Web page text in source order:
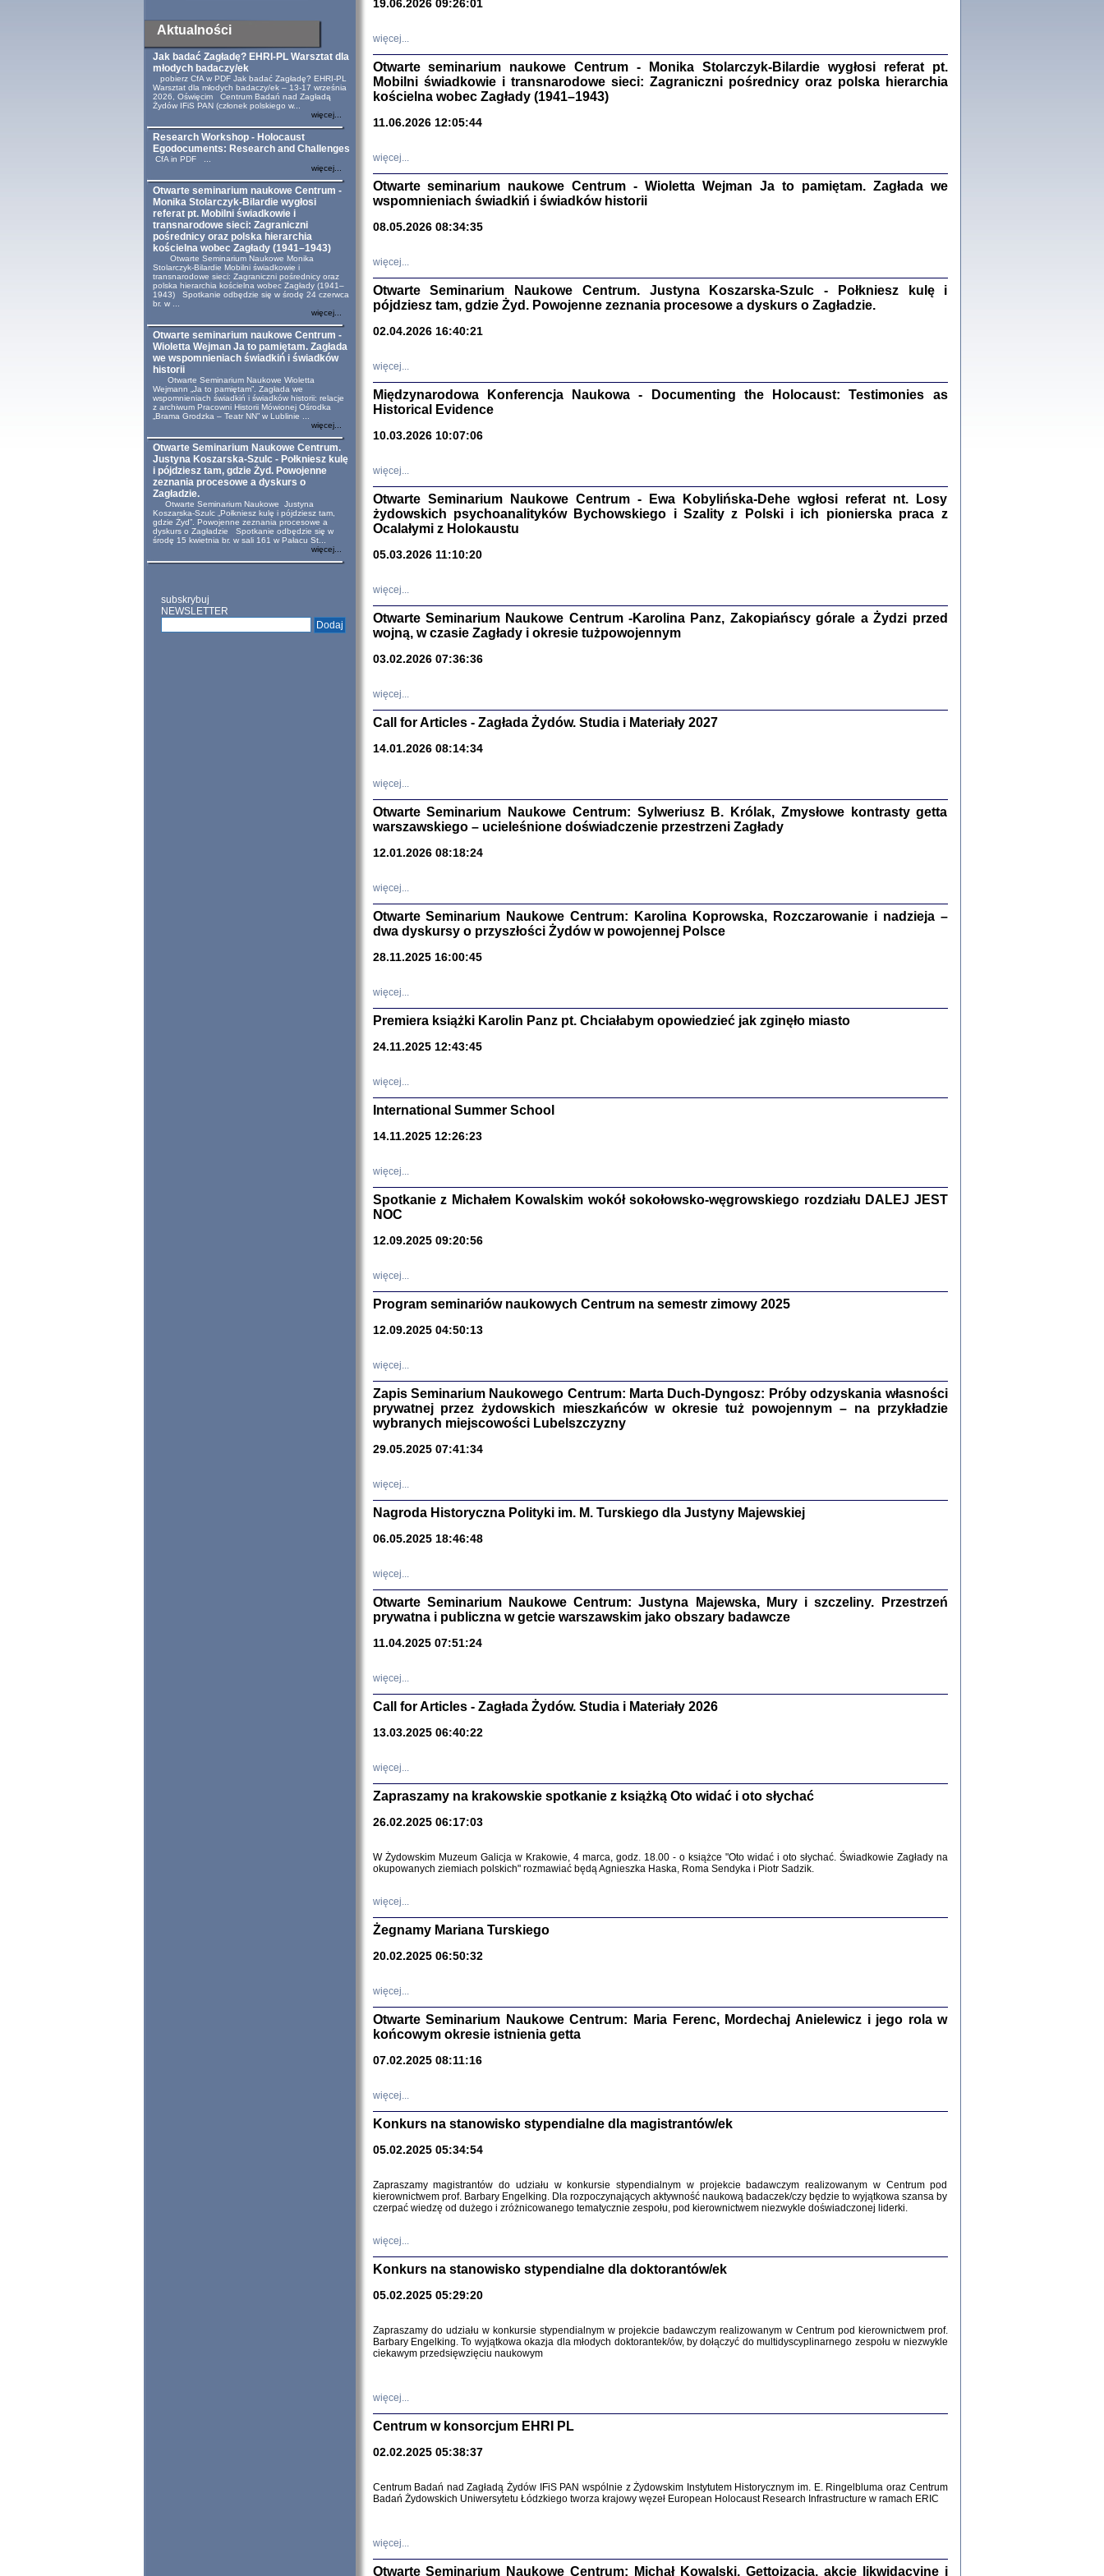
Aktualności
Jak badać Zagładę? EHRI-PL Warsztat dla
młodych badaczy/ek
pobierz CfA w PDF Jak badać Zagładę? EHRI-PL
Warsztat dla młodych badaczy/ek – 13-17 września
2026, Oświęcim Centrum Badań nad Zagładą
Żydów IFiS PAN (członek polskiego w...
więcej...
Research Workshop - Holocaust
Egodocuments: Research and Challenges
CfA in PDF ...
więcej...
Otwarte seminarium naukowe Centrum -
Monika Stolarczyk-Bilardie wygłosi
referat pt. Mobilni świadkowie i
transnarodowe sieci: Zagraniczni
pośrednicy oraz polska hierarchia
kościelna wobec Zagłady (1941–1943)
Otwarte Seminarium Naukowe Monika
Stolarczyk-Bilardie Mobilni świadkowie i
transnarodowe sieci: Zagraniczni pośrednicy oraz
polska hierarchia kościelna wobec Zagłady (1941–
1943) Spotkanie odbędzie się w środę 24 czerwca
br. w ...
więcej...
Otwarte seminarium naukowe Centrum -
Wioletta Wejman Ja to pamiętam. Zagłada
we wspomnieniach świadkiń i świadków
historii
Otwarte Seminarium Naukowe Wioletta
Wejmann „Ja to pamiętam”. Zagłada we
wspomnieniach świadkiń i świadków historii: relacje
z archiwum Pracowni Historii Mówionej Ośrodka
„Brama Grodzka – Teatr NN” w Lublinie ...
więcej...
Otwarte Seminarium Naukowe Centrum.
Justyna Koszarska-Szulc - Połkniesz kulę
i pójdziesz tam, gdzie Żyd. Powojenne
zeznania procesowe a dyskurs o
Zagładzie.
Otwarte Seminarium Naukowe Justyna
Koszarska-Szulc „Połkniesz kulę i pójdziesz tam,
gdzie Żyd”. Powojenne zeznania procesowe a
dyskurs o Zagładzie Spotkanie odbędzie się w
środę 15 kwietnia br. w sali 161 w Pałacu St...
więcej...
subskrybuj
NEWSLETTER
oprac. Aleksandra Bańkowska
Warszawa 2022
oprac. Aleksandra Bańkowska, wstęp Jacek Leociak
Warszawa 2021
Studia i Materiały
nr 17, R. 2021
NIE WIEMY CO PRZYNIESIE NAM KOLEJNA GODZINA ...
Dziennik pisany w ukryciu w latach 1943-1944
Zagłada Żydów.
Sewek Okonowski, oprac. Marta Janczewska
PISZĄCY TE SŁOWA JEST PRACOWNIKIEM
GETTOWEJ INSTYTUCJI ...
'z Dziennika' i inne pisma z łódzkiego getta
Józef Zelkowicz, tłum. z jidysz, oprac. i wstęp. Monika Polit
CZYTAJĄC GAZETĘ NIEMIECKĄ ...
Warszawa 2019
Zagłada Żydów.
red. i wstęp Barbara Engelking, Jan Grabowski
Stanisław Adler, oprac. i wstępem opatrzyłaMarta Janczewska
Warszawa 2018
Warszawa 2017
Pisma Kopla i Mirki Piżyców o życiu w getcie i okupowanej
Warszawie
Warszawa 2016
SZCZĘŚCIE JEST POSIADAĆ DOM POD ZIEMIĄ ...
19.06.2026 09:26:01
więcej...
Otwarte seminarium naukowe Centrum - Monika Stolarczyk-Bilardie wygłosi referat pt.
Mobilni świadkowie i transnarodowe sieci: Zagraniczni pośrednicy oraz polska hierarchia
kościelna wobec Zagłady (1941–1943)
11.06.2026 12:05:44
więcej...
Otwarte seminarium naukowe Centrum - Wioletta Wejman Ja to pamiętam. Zagłada we
wspomnieniach świadkiń i świadków historii
08.05.2026 08:34:35
więcej...
Otwarte Seminarium Naukowe Centrum. Justyna Koszarska-Szulc - Połkniesz kulę i
pójdziesz tam, gdzie Żyd. Powojenne zeznania procesowe a dyskurs o Zagładzie.
02.04.2026 16:40:21
więcej...
Międzynarodowa Konferencja Naukowa - Documenting the Holocaust: Testimonies as
Historical Evidence
10.03.2026 10:07:06
więcej...
Otwarte Seminarium Naukowe Centrum - Ewa Kobylińska-Dehe wgłosi referat nt. Losy
żydowskich psychoanalityków Bychowskiego i Szality z Polski i ich pionierska praca z
Ocalałymi z Holokaustu
05.03.2026 11:10:20
więcej...
Otwarte Seminarium Naukowe Centrum -Karolina Panz, Zakopiańscy górale a Żydzi przed
wojną, w czasie Zagłady i okresie tużpowojennym
03.02.2026 07:36:36
więcej...
Call for Articles - Zagłada Żydów. Studia i Materiały 2027
14.01.2026 08:14:34
więcej...
Otwarte Seminarium Naukowe Centrum: Sylweriusz B. Królak, Zmysłowe kontrasty getta
warszawskiego – ucieleśnione doświadczenie przestrzeni Zagłady
12.01.2026 08:18:24
więcej...
Otwarte Seminarium Naukowe Centrum: Karolina Koprowska, Rozczarowanie i nadzieja –
dwa dyskursy o przyszłości Żydów w powojennej Polsce
28.11.2025 16:00:45
więcej...
Premiera książki Karolin Panz pt. Chciałabym opowiedzieć jak zginęło miasto
24.11.2025 12:43:45
więcej...
International Summer School
14.11.2025 12:26:23
więcej...
Spotkanie z Michałem Kowalskim wokół sokołowsko-węgrowskiego rozdziału DALEJ JEST
NOC
12.09.2025 09:20:56
więcej...
Program seminariów naukowych Centrum na semestr zimowy 2025
12.09.2025 04:50:13
więcej...
Zapis Seminarium Naukowego Centrum: Marta Duch-Dyngosz: Próby odzyskania własności
prywatnej przez żydowskich mieszkańców w okresie tuż powojennym – na przykładzie
wybranych miejscowości Lubelszczyzny
29.05.2025 07:41:34
więcej...
Nagroda Historyczna Polityki im. M. Turskiego dla Justyny Majewskiej
06.05.2025 18:46:48
więcej...
Otwarte Seminarium Naukowe Centrum: Justyna Majewska, Mury i szczeliny. Przestrzeń
prywatna i publiczna w getcie warszawskim jako obszary badawcze
11.04.2025 07:51:24
więcej...
Call for Articles - Zagłada Żydów. Studia i Materiały 2026
13.03.2025 06:40:22
więcej...
Zapraszamy na krakowskie spotkanie z książką Oto widać i oto słychać
26.02.2025 06:17:03
W Żydowskim Muzeum Galicja w Krakowie, 4 marca, godz. 18.00 - o książce "Oto widać i oto słychać. Świadkowie Zagłady na
okupowanych ziemiach polskich" rozmawiać będą Agnieszka Haska, Roma Sendyka i Piotr Sadzik.
więcej...
Żegnamy Mariana Turskiego
20.02.2025 06:50:32
więcej...
Otwarte Seminarium Naukowe Centrum: Maria Ferenc, Mordechaj Anielewicz i jego rola w
końcowym okresie istnienia getta
07.02.2025 08:11:16
więcej...
Konkurs na stanowisko stypendialne dla magistrantów/ek
05.02.2025 05:34:54
Zapraszamy magistrantów do udziału w konkursie stypendialnym w projekcie badawczym realizowanym w Centrum pod
kierownictwem prof. Barbary Engelking. Dla rozpoczynających aktywność naukową badaczek/czy będzie to wyjątkowa szansa by
czerpać wiedzę od dużego i zróżnicowanego tematycznie zespołu, pod kierownictwem niezwykle doświadczonej liderki.
więcej...
Konkurs na stanowisko stypendialne dla doktorantów/ek
05.02.2025 05:29:20
Zapraszamy do udziału w konkursie stypendialnym w projekcie badawczym realizowanym w Centrum pod kierownictwem prof.
Barbary Engelking. To wyjątkowa okazja dla młodych doktorantek/ów, by dołączyć do multidyscyplinarnego zespołu w niezwykle
ciekawym przedsięwzięciu naukowym
więcej...
Centrum w konsorcjum EHRI PL
02.02.2025 05:38:37
Centrum Badań nad Zagładą Żydów IFiS PAN wspólnie z Żydowskim Instytutem Historycznym im. E. Ringelbluma oraz Centrum
Badań Żydowskich Uniwersytetu Łódzkiego tworza krajowy węzeł European Holocaust Research Infrastructure w ramach ERIC
więcej...
Otwarte Seminarium Naukowe Centrum: Michał Kowalski, Gettoizacja, akcje likwidacyjne i